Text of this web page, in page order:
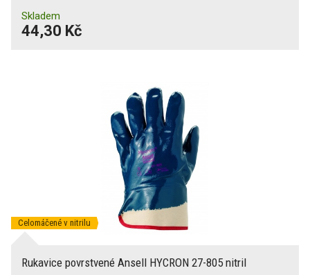
Skladem
44,30 Kč
Celomáčené v nitrilu
Rukavice povrstvené Ansell HYCRON 27-805 nitril